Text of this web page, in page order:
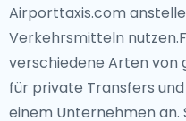
Airporttaxis.com
Verkehrsmitteln
verschiedene Arten von
für private Transfers
einem Unternehmen an.